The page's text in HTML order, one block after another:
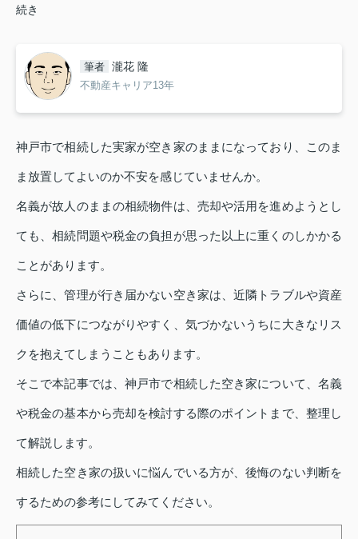
続き
筆者 瀧花 隆
不動産キャリア13年
神戸市で相続した実家が空き家のままになっており、このま
ま放置してよいのか不安を感じていませんか。
名義が故人のままの相続物件は、売却や活用を進めようとし
ても、相続問題や税金の負担が思った以上に重くのしかかる
ことがあります。
さらに、管理が行き届かない空き家は、近隣トラブルや資産
価値の低下につながりやすく、気づかないうちに大きなリス
クを抱えてしまうこともあります。
そこで本記事では、神戸市で相続した空き家について、名義
や税金の基本から売却を検討する際のポイントまで、整理し
て解説します。
相続した空き家の扱いに悩んでいる方が、後悔のない判断を
するための参考にしてみてください。